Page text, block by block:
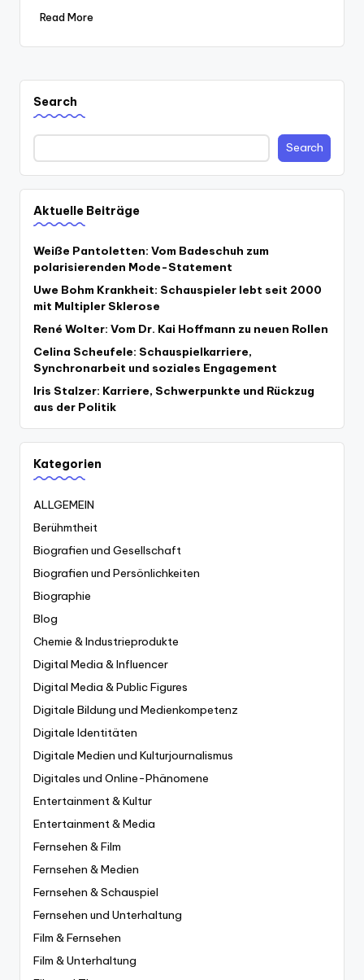
Read More
Search
Search
Aktuelle Beiträge
Weiße Pantoletten: Vom Badeschuh zum
polarisierenden Mode-Statement
Uwe Bohm Krankheit: Schauspieler lebt seit 2000
mit Multipler Sklerose
René Wolter: Vom Dr. Kai Hoffmann zu neuen Rollen
Celina Scheufele: Schauspielkarriere,
Synchronarbeit und soziales Engagement
Iris Stalzer: Karriere, Schwerpunkte und Rückzug
aus der Politik
Kategorien
ALLGEMEIN
Berühmtheit
Biografien und Gesellschaft
Biografien und Persönlichkeiten
Biographie
Blog
Chemie & Industrieprodukte
Digital Media & Influencer
Digital Media & Public Figures
Digitale Bildung und Medienkompetenz
Digitale Identitäten
Digitale Medien und Kulturjournalismus
Digitales und Online-Phänomene
Entertainment & Kultur
Entertainment & Media
Fernsehen & Film
Fernsehen & Medien
Fernsehen & Schauspiel
Fernsehen und Unterhaltung
Film & Fernsehen
Film & Unterhaltung